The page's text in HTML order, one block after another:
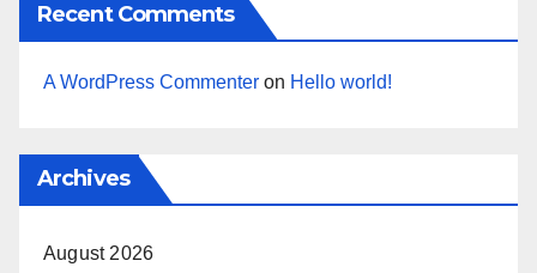
Recent Comments
A WordPress Commenter on Hello world!
Archives
August 2026